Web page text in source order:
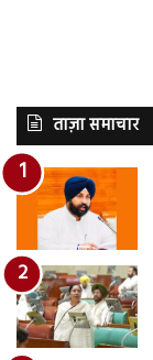
ताज़ा समाचार